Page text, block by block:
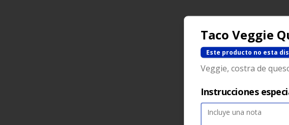
Taco Veggie
Este producto no esta
Veggie, costra de
Instrucciones